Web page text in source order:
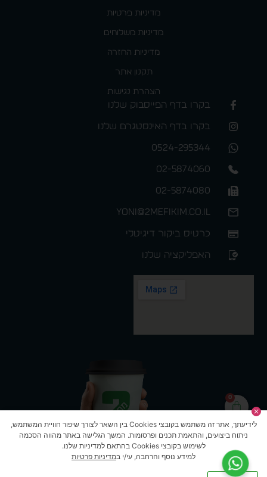
0
מדיניות פרטיות
מדיניות משלוחים
מדיניות החזרה
תקנון אתר
הצהרת נגישות
בקרו בדף הפייסבוק שלנו
בקרו בדף האינסטגרם שלנו
0524-295344
02-5874060
02-5874080
yoni@2mefikim.co.il
כרטיס ביקור דיגיטלי
האפליקציה שלנו
לידיעתך, אתר זה משתמש בקובצי Cookies בין השאר לצורך שיפור חוויית המשתמש,
ניתוח ביצועים, והתאמת תכנים ופרסומות. המשך הגלישה באתר מהווה הסכמה
לשימוש בקובצי Cookies בהתאם למדיניות שלנו.
למידע נוסף והרחבה, עי/י במדיניות פרטיות